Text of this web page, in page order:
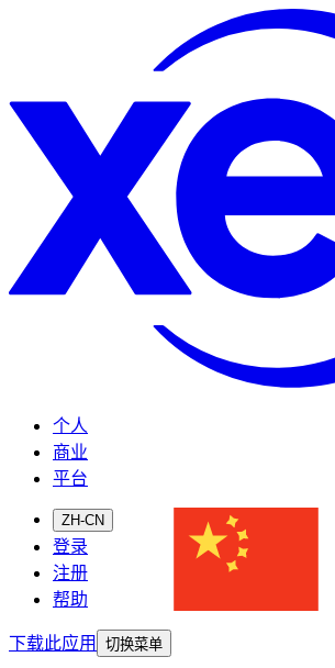
个人
商业
平台
ZH-CN
登录
注册
帮助
下载此应用
切换菜单